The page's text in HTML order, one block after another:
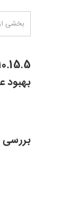
بخشی
وارد
نمایید
بهبود
بررسی